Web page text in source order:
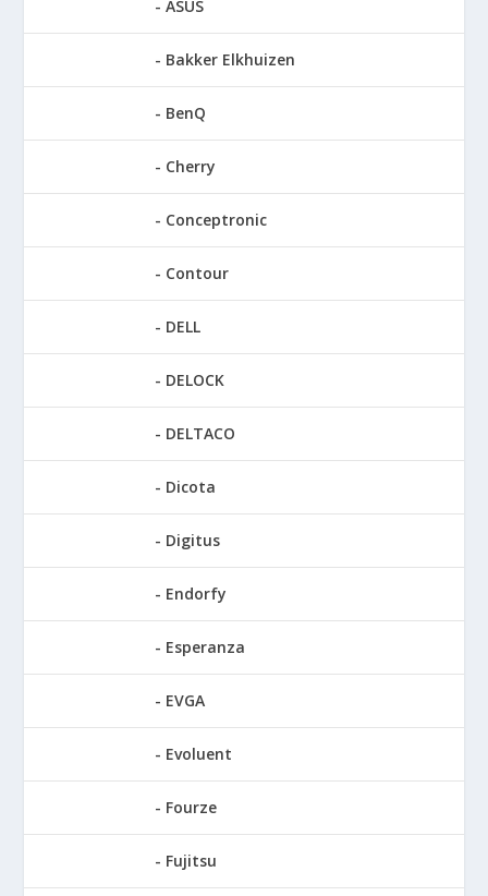
ASUS
Bakker Elkhuizen
BenQ
Cherry
Conceptronic
Contour
DELL
DELOCK
DELTACO
Dicota
Digitus
Endorfy
Esperanza
EVGA
Evoluent
Fourze
Fujitsu